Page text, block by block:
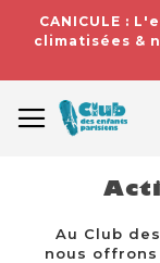
CANICULE :
climatisées &
Au Club
nous